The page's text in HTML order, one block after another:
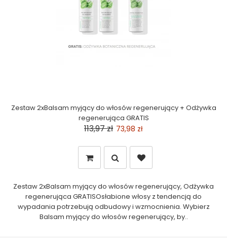
Zestaw 2xBalsam myjący do włosów regenerujący + Odżywka
regenerująca GRATIS
113,97 zł 73,98 zł
Zestaw 2xBalsam myjący do włosów regenerujący, Odżywka
regenerująca GRATISOsłabione włosy z tendencją do
wypadania potrzebują odbudowy i wzmocnienia. Wybierz
Balsam myjący do włosów regenerujący, by..